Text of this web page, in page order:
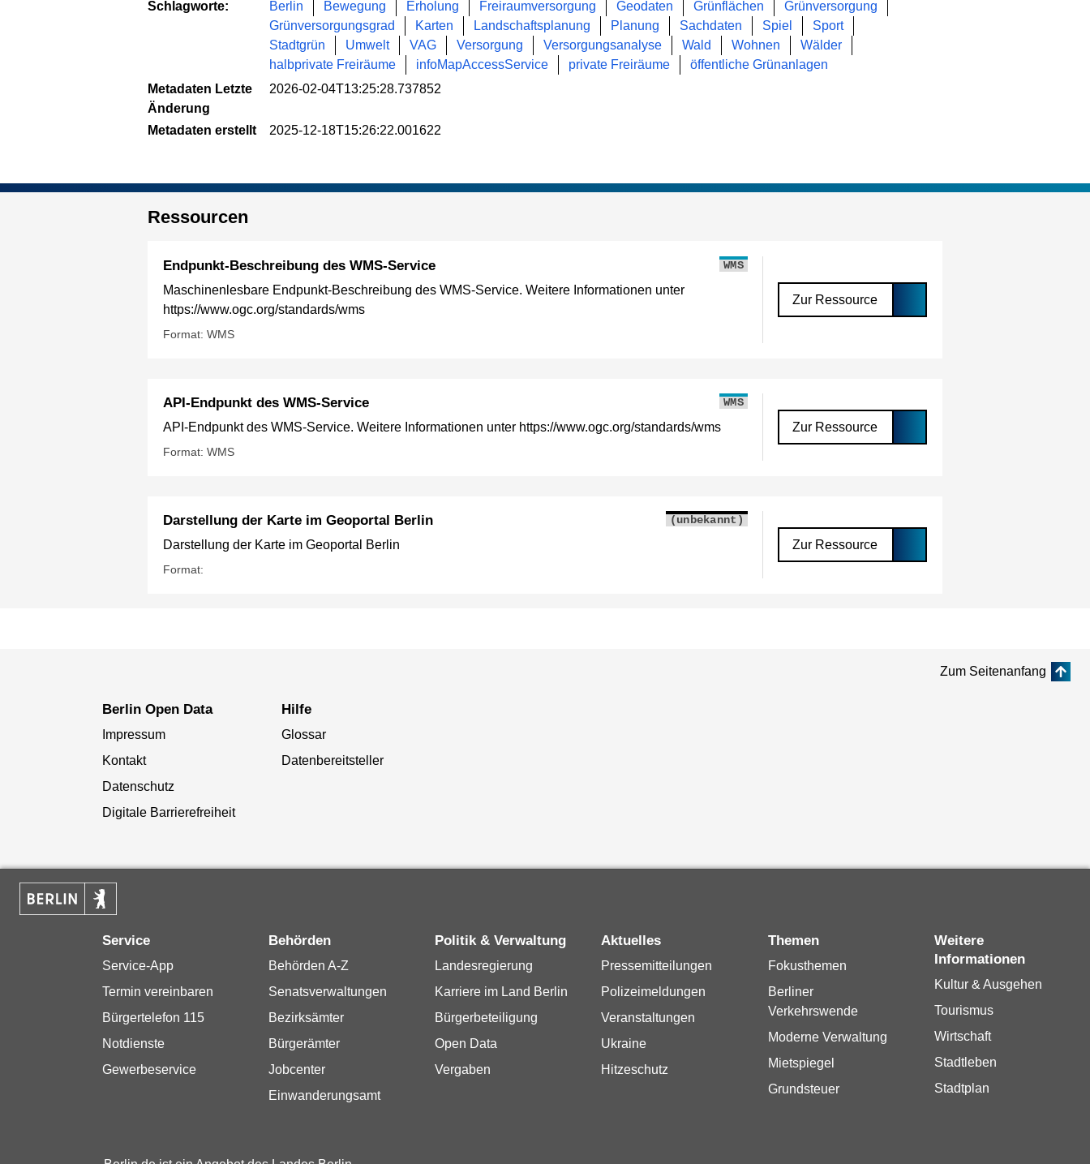
Schlagworte:
Berlin Bewegung Erholung Freiraumversorgung Geodaten Grünflächen
Grünversorgung
Grünversorgungsgrad
Karten Landschaftsplanung Planung Sachdaten Spiel
Sport
Stadtgrün
Umwelt VAG Versorgung Versorgungsanalyse Wald Wohnen
Wälder
halbprivate Freiräume
infoMapAccessService private Freiräume
öffentliche Grünanlagen
Metadaten Letzte
Änderung
2026-02-04T13:25:28.737852
Metadaten erstellt 2025-12-18T15:26:22.001622
Ressourcen
Endpunkt-Beschreibung des WMS-Service WMS
Maschinenlesbare Endpunkt-Beschreibung des WMS-Service. Weitere Informationen unter
https://www.ogc.org/standards/wms
Format: WMS
Zur Ressource
API-Endpunkt des WMS-Service WMS
API-Endpunkt des WMS-Service. Weitere Informationen unter https://www.ogc.org/standards/wms
Format: WMS
Zur Ressource
Darstellung der Karte im Geoportal Berlin (unbekannt)
Darstellung der Karte im Geoportal Berlin
Format:
Zur Ressource
Zum Seitenanfang
Berlin Open Data
Impressum
Kontakt
Datenschutz
Digitale Barrierefreiheit
Hilfe
Glossar
Datenbereitsteller
Service
Service-App
Termin vereinbaren
Bürgertelefon 115
Notdienste
Gewerbeservice
Behörden
Behörden A-Z
Senatsverwaltungen
Bezirksämter
Bürgerämter
Jobcenter
Einwanderungsamt
Politik & Verwaltung
Landesregierung
Karriere im Land Berlin
Bürgerbeteiligung
Open Data
Vergaben
Aktuelles
Pressemitteilungen
Polizeimeldungen
Veranstaltungen
Ukraine
Hitzeschutz
Themen
Fokusthemen
Berliner
Verkehrswende
Moderne Verwaltung
Mietspiegel
Grundsteuer
Weitere
Informationen
Kultur & Ausgehen
Tourismus
Wirtschaft
Stadtleben
Stadtplan